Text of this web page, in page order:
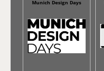
Munich Design Days